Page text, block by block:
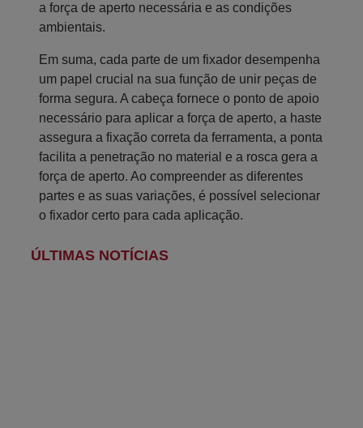
a força de aperto necessária e as condições
ambientais.
Em suma, cada parte de um fixador desempenha
um papel crucial na sua função de unir peças de
forma segura. A cabeça fornece o ponto de apoio
necessário para aplicar a força de aperto, a haste
assegura a fixação correta da ferramenta, a ponta
facilita a penetração no material e a rosca gera a
força de aperto. Ao compreender as diferentes
partes e as suas variações, é possível selecionar
o fixador certo para cada aplicação.
ÚLTIMAS NOTÍCIAS